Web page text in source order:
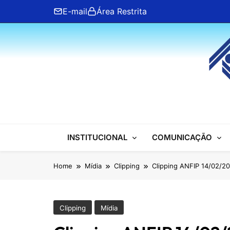
content
E-mail Área Restrita
ANFIP Nacional
INSTITUCIONAL COMUNICAÇÃO
Home Mídia Clipping Clipping ANFIP 14/02/
Clipping Mídia